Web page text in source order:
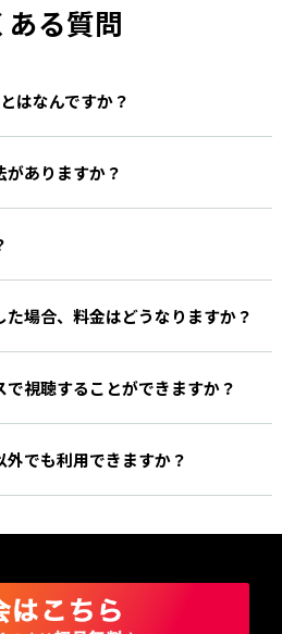
システムメンテナンスなどにより特典のご応
当社は一切の責任を負いかねます。あらかじめ
責任を負う場合であっても、その責任の範囲
たは延期となった場合、本特典のご応募・ご
出場選手の怪我や体調不良、天候不良など興行
ません。
だけない場合は、いかなる理由においてもご入
は、いかなる理由においても再発行・入場はで
での観戦を禁止いたします。
いお席となる場合がございます。お席の移動や
ます。望遠カメラをご使用の際は周囲のお客様
慮ください。
ある質問
はなんですか？
がありますか？
場合、料金はどうなりますか？
で視聴することができますか？
外でも利用できますか？